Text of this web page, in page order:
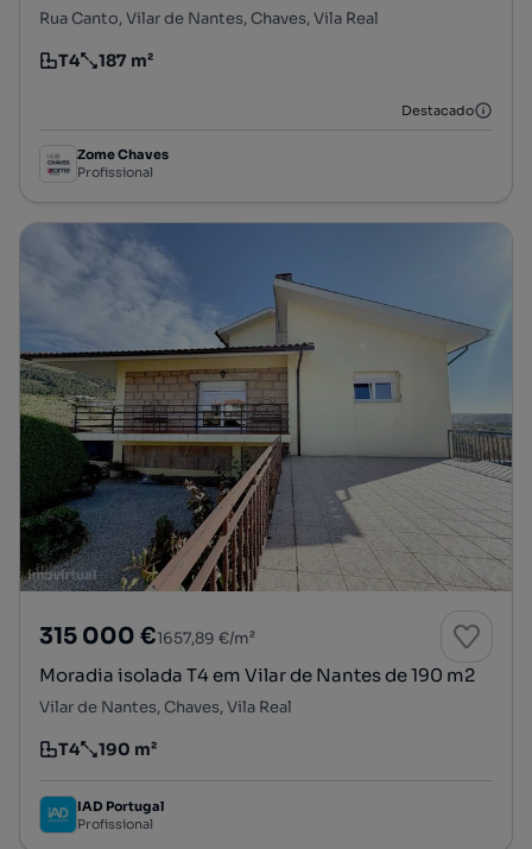
Rua Canto, Vilar de Nantes, Chaves, Vila Real
Tipologia
T4
Preço por metro quadrado
187 m²
Destacado
Zome Chaves
Profissional
315 000 €1657,89 €/m²
Moradia isolada T4 em Vilar de Nantes de 190 m2
Vilar de Nantes, Chaves, Vila Real
Tipologia
T4
Preço por metro quadrado
190 m²
IAD Portugal
Profissional